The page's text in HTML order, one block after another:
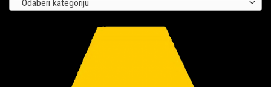
Odaberi kategoriju